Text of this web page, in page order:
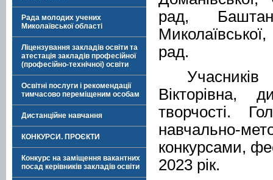
Рада молодих учених
Миколаївської області
Ліцензування закладів освіти та
атестація закладів професійної
(професійно-технічної) освіти
Освітні послуги і рекомендації
тимчасово переміщеним особам
Дистанційне навчання
КОНКУРСИ. ПРОЄКТИ
Конкурс на заміщення вакантних
посад керівників закладів освіти
рад,
рад.
Вікторівна,
творчості.
навчально-
конкурсами,
2023 рік.